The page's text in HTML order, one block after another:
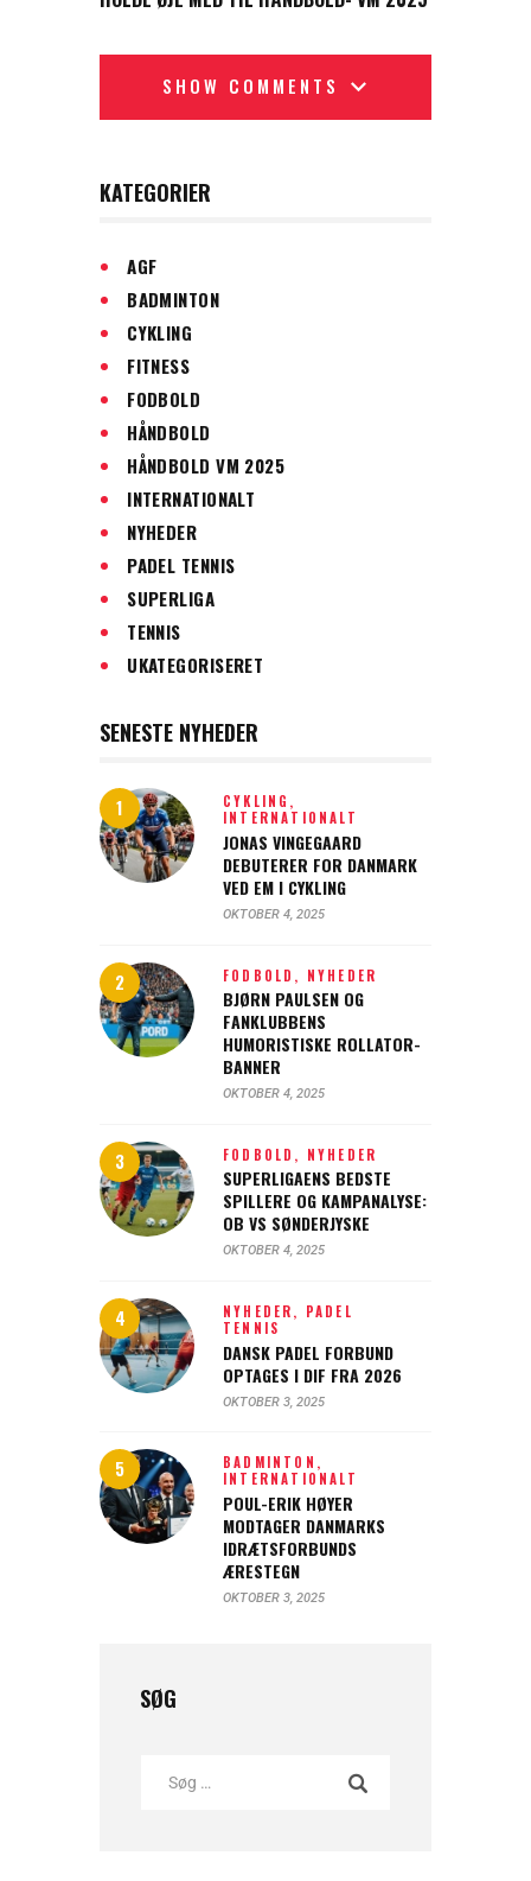
SHOW COMMENTS
KATEGORIER
AGF
BADMINTON
CYKLING
FITNESS
FODBOLD
HÅNDBOLD
HÅNDBOLD VM 2025
INTERNATIONALT
NYHEDER
PADEL TENNIS
SUPERLIGA
TENNIS
UKATEGORISERET
SENESTE NYHEDER
CYKLING,
INTERNATIONALT
JONAS VINGEGAARD
DEBUTERER FOR DANMARK
VED EM I CYKLING
OKTOBER 4, 2025
FODBOLD, NYHEDER
BJØRN PAULSEN OG
FANKLUBBENS
HUMORISTISKE ROLLATOR-
BANNER
OKTOBER 4, 2025
FODBOLD, NYHEDER
SUPERLIGAENS BEDSTE
SPILLERE OG KAMPANALYSE:
OB VS SØNDERJYSKE
OKTOBER 4, 2025
NYHEDER, PADEL
TENNIS
DANSK PADEL FORBUND
OPTAGES I DIF FRA 2026
OKTOBER 3, 2025
BADMINTON,
INTERNATIONALT
POUL-ERIK HØYER
MODTAGER DANMARKS
IDRÆTSFORBUNDS
ÆRESTEGN
OKTOBER 3, 2025
SØG